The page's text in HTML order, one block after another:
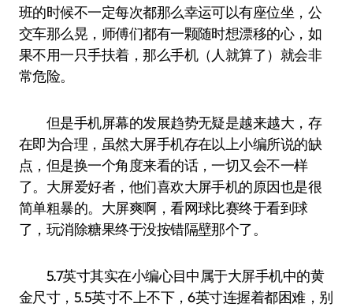
班的时候不一定每次都那么幸运可以有座位坐，公
交车那么晃，师傅们都有一颗随时想漂移的心，如
果不用一只手扶着，那么手机（人就算了）就会非
常危险。
但是手机屏幕的发展趋势无疑是越来越大，存
在即为合理，虽然大屏手机存在以上小编所说的缺
点，但是换一个角度来看的话，一切又会不一样
了。大屏爱好者，他们喜欢大屏手机的原因也是很
简单粗暴的。大屏爽啊，看网球比赛终于看到球
了，玩消除糖果终于没按错隔壁那个了。
5.7英寸其实在小编心目中属于大屏手机中的黄
金尺寸，5.5英寸不上不下，6英寸连握着都困难，别